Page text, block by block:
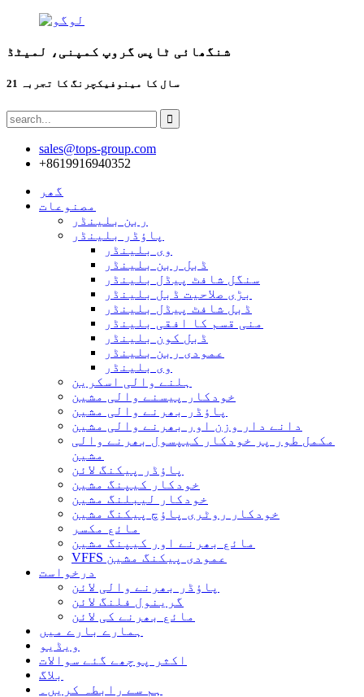
شنگھائی ٹاپس گروپ کمپنی، لمیٹڈ
21 سال کا مینوفیکچرنگ کا تجربہ
sales@tops-group.com
+8619916940352
گھر
مصنوعات
ربن بلینڈر
پاؤڈر بلینڈر
وی بلینڈر
ڈبل ربن بلینڈر
سنگل شافٹ پیڈل بلینڈر
بڑی صلاحیت ڈبل بلینڈر
ڈبل شافٹ پیڈل بلینڈر
منی قسم کا افقی بلینڈر
ڈبل کون بلینڈر
عمودی ربن بلینڈر
وی بلینڈر
ہلنے والی اسکرین
خودکار پیسنے والی مشین
پاؤڈر بھرنے والی مشین
دانے دار وزن اور بھرنے والی مشین
مکمل طور پر خودکار کیپسول بھرنے والی
مشین
پاؤڈر پیکنگ لائن
خودکار کیپنگ مشین
خودکار لیبلنگ مشین
خودکار روٹری پاؤچ پیکنگ مشین
مائع مکسر
مائع بھرنے اور کیپنگ مشین
VFFS عمودی پیکنگ مشین
درخواست
پاؤڈر بھرنے والی لائن
گرینول فلنگ لائن
مائع بھرنے کی لائن
ہمارے بارے میں
ویڈیو
اکثر پوچھے گئے سوالات
بلاگ
ہم سے رابطہ کریں۔